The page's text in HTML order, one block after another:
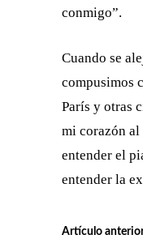
conmigo”.
Cuando se
compusimos
París y otras
mi corazón
entender el
entender la
Artículo